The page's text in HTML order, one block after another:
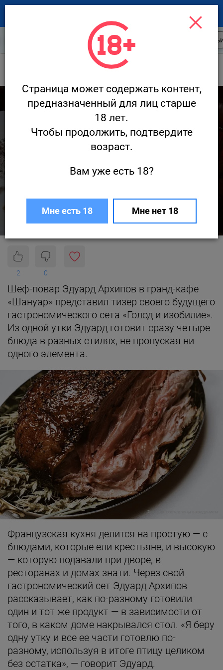
Новости ресторанов
кафе «Шануар»
Редакция Ресторан.ру
2 0
Шеф-повар Эдуард Архипов в гранд-кафе
«Шануар» представил тизер своего будущего
гастрономического сета «Голод и изобилие».
Из одной утки Эдуард готовит сразу четыре
блюда в разных стилях, не пропуская ни
одного элемента.
Фото предоставлены заведением
Французская кухня делится на простую — с
блюдами, которые ели крестьяне, и высокую
— которую подавали при дворе, в
ресторанах и домах знати. Через свой
гастрономический сет Эдуард Архипов
рассказывает, как по-разному готовили
один и тот же продукт — в зависимости от
того, в каком доме накрывался стол. «Я беру
одну утку и все ее части готовлю по-
разному, используя в итоге птицу целиком
без остатка», — говорит Эдуард.
Страница может содержать контент,
предназначенный для лиц старше
18 лет.
Чтобы продолжить, подтвердите
возраст.
Вам уже есть 18?
Мне есть 18 Мне нет 18